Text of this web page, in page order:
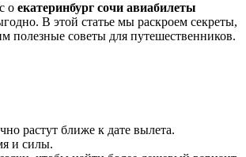
о екатеринбург сочи авиабилеты
В этой статье мы раскроем секреты,
полезные советы для путешественников.
растут ближе к дате вылета.
и силы.